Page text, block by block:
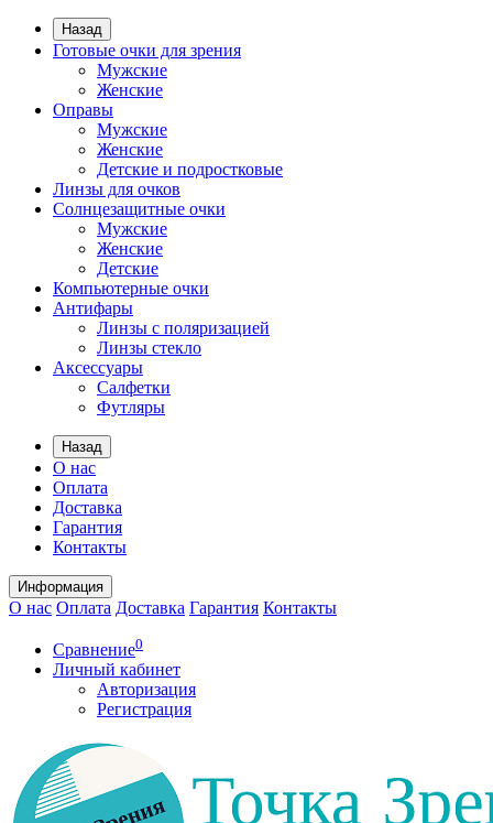
Назад
Готовые очки для зрения
Мужские
Женские
Оправы
Мужские
Женские
Детские и подростковые
Линзы для очков
Солнцезащитные очки
Мужские
Женские
Детские
Компьютерные очки
Антифары
Линзы с поляризацией
Линзы стекло
Аксессуары
Салфетки
Футляры
Назад
О нас
Оплата
Доставка
Гарантия
Контакты
Информация
О нас Оплата Доставка Гарантия Контакты
Сравнение0
Личный кабинет
Авторизация
Регистрация